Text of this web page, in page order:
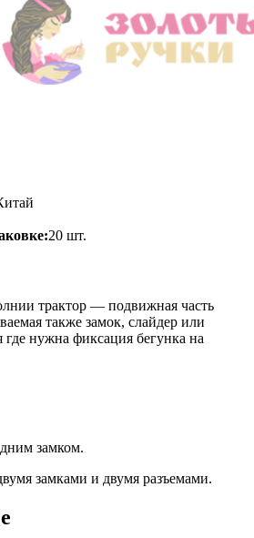
20 шт.
трактор — подвижная часть
также замок, слайдер или
где нужна фиксация бегунка на
замком.
замками и двумя разъемами.